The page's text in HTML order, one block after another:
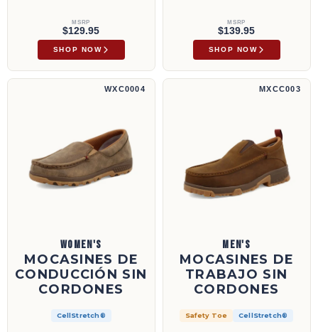
MSRP
$129.95
SHOP NOW
MSRP
$139.95
SHOP NOW
Mocasines de conducción sin cordones | WXC0004
WXC0004
WOMEN'S
MOCASINES DE
CONDUCCIÓN SIN
CORDONES
CellStretch®
Mocasines de trabajo sin cordones |
MXCC003
MEN'S
MOCASINES DE
TRABAJO SIN
CORDONES
Safety Toe CellStretch®